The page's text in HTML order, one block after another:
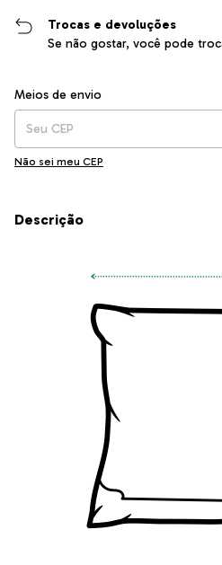
Trocas e devoluções
Se não gostar, você pode
Entregas para o CEP:
Meios de envio
Não sei meu CEP
Descrição